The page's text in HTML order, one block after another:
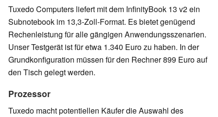
Tuxedo Computers liefert mit dem InfinityBook 13 v2 ein
Subnotebook im 13,3-Zoll-Format. Es bietet genügend
Rechenleistung für alle gängigen Anwendungsszenarien.
Unser Testgerät ist für etwa 1.340 Euro zu haben. In der
Grundkonfiguration müssen für den Rechner 899 Euro auf
den Tisch gelegt werden.
Prozessor
Tuxedo macht potentiellen Käufer die Auswahl des